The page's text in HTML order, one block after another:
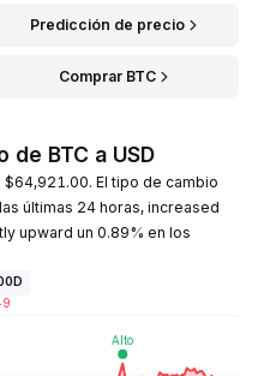
Predicción de precio
Comprar BTC
BTC a USD
$64,921.00. El tipo de cambio
últimas 24 horas, increased
upward un 0.89% en los